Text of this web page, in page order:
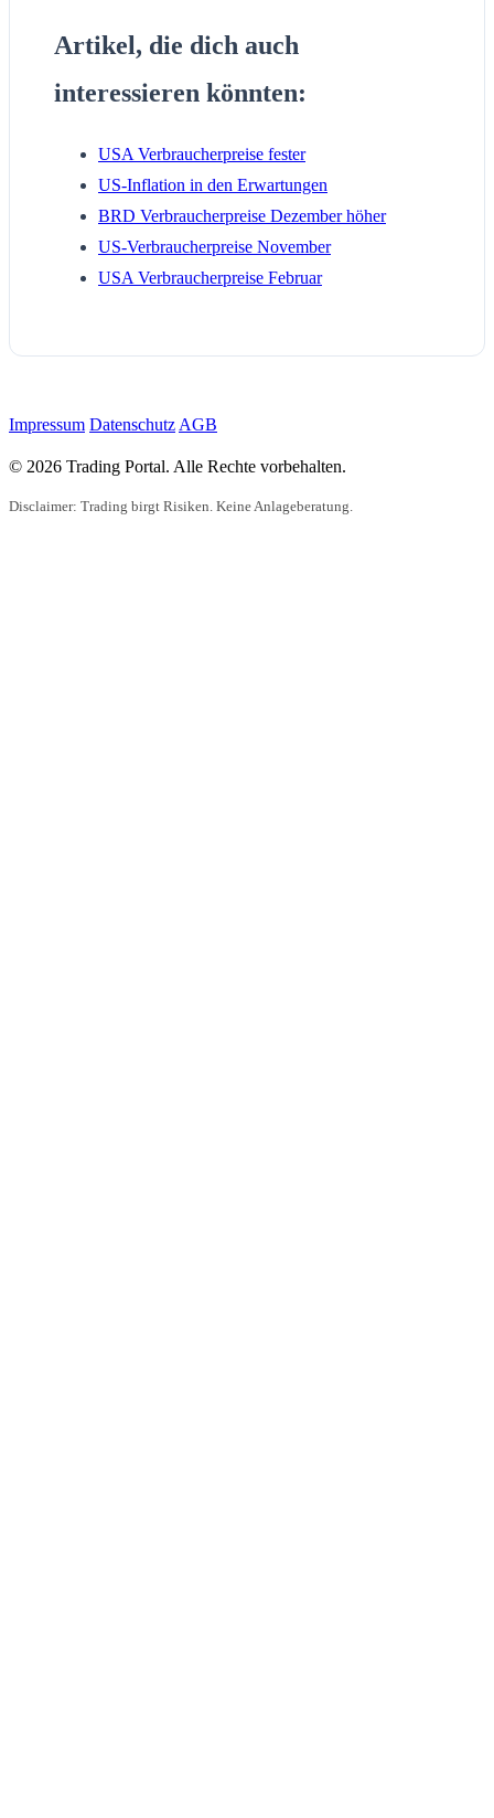
Artikel, die dich auch
interessieren könnten:
USA Verbraucherpreise fester
US-Inflation in den Erwartungen
BRD Verbraucherpreise Dezember höher
US-Verbraucherpreise November
USA Verbraucherpreise Februar
Impressum Datenschutz AGB
© 2026 Trading Portal. Alle Rechte vorbehalten.
Disclaimer: Trading birgt Risiken. Keine Anlageberatung.